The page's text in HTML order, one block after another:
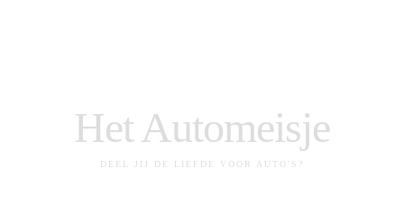
Het Automeisje
DEEL JIJ DE LIEFDE VOOR AUTO'S?